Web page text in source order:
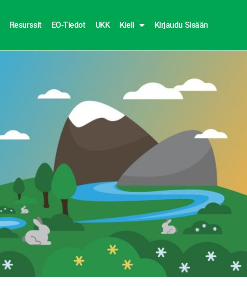
Resurssit EO-Tiedot UKK Kieli Kirjaudu Sisään